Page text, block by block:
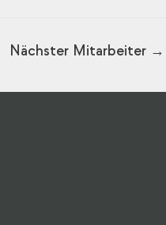
Nächster Mitarbeiter →